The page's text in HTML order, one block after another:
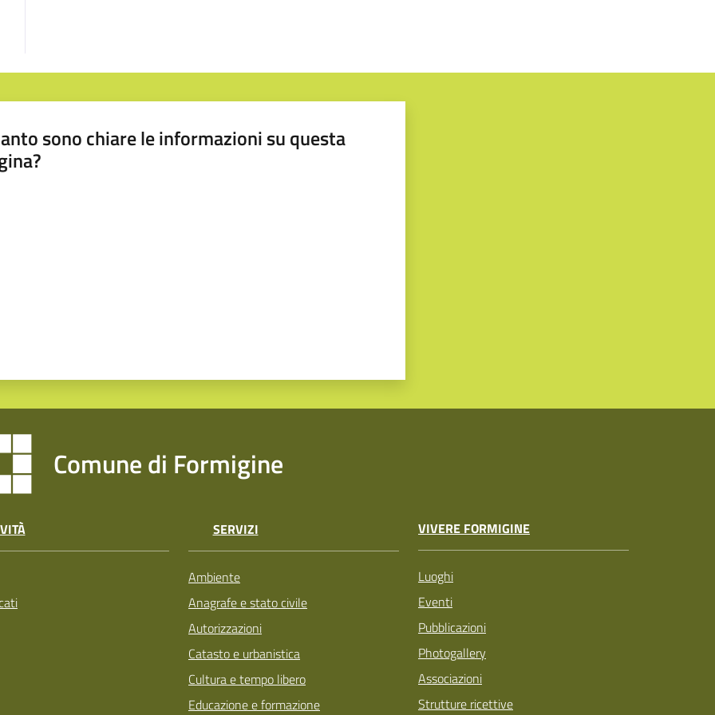
sono chiare le informazioni su questa
Comune di Formigine
SERVIZI
Ambiente
Anagrafe e stato civile
Autorizzazioni
Catasto e urbanistica
Cultura e tempo libero
Educazione e formazione
VIVERE FORMIGINE
Luoghi
Eventi
Pubblicazioni
Photogallery
Associazioni
Strutture ricettive